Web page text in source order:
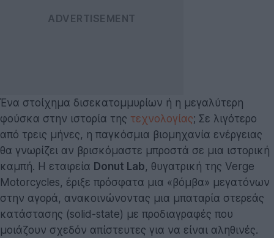
Ένα στοίχημα δισεκατομμυρίων ή η μεγαλύτερη
φούσκα στην ιστορία της τεχνολογίας; Σε λιγότερο
από τρεις μήνες, η παγκόσμια βιομηχανία ενέργειας
θα γνωρίζει αν βρισκόμαστε μπροστά σε μια ιστορική
καμπή. Η εταιρεία Donut Lab, θυγατρική της Verge
Motorcycles, έριξε πρόσφατα μια «βόμβα» μεγατόνων
στην αγορά, ανακοινώνοντας μια μπαταρία στερεάς
κατάστασης (solid-state) με προδιαγραφές που
μοιάζουν σχεδόν απίστευτες για να είναι αληθινές.